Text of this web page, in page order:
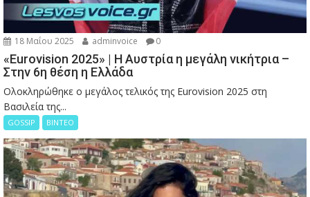
18 Μαΐου 2025 adminvoice 0
«Eurovision 2025» | Η Αυστρία η μεγάλη νικήτρια –
Στην 6η θέση η Ελλάδα
Ολοκληρώθηκε ο μεγάλος τελικός της Eurovision 2025 στη
Βασιλεία της...
GOSSIP ΒΙΝΤΕΟ